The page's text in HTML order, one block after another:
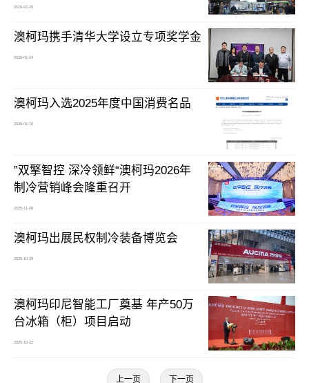
2026-02-26
澳柯玛携手清华大学设立专项奖学金
2026-01-24
澳柯玛入选2025年度中国消费名品
2026-01-10
”双擎智控 深冷领鲜“澳柯玛2026年
制冷营销峰会隆重召开
2025-11-08
澳柯玛出展民权制冷装备博览会
2025-10-29
澳柯玛印尼智能工厂奠基 年产50万
台冰箱（柜）项目启动
2025-10-22
上一页 下一页